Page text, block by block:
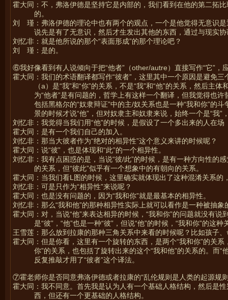
霍大同：不，弗洛伊德是坚持它是内部的，我们看到在他的第二拓
的。
刘 瑾：弗洛伊德的理论中也有两个的观点，一个是他觉得无意识
说先是有了无意识，然后才生发出其他的东西，通过与现实
刘忆非：就是他所说的那个“表面形成”的那个理论吧？
刘 瑾：是的。
⑥我好像看到有人说倾向于把“他者”（other/autre）直接写作“它”，
霍大同：我们的术语翻译都写作“彼者”，这里其中一个原因是避免
（a）是“我”和“你”的关系，不是“我”和“他”的关系，然后主
为“他者”是有问题的，哲学上有这样一个翻译，但我觉得也
包括黑格尔的“奴隶辩证”中的主/奴关系也是一种“我和你”的
景的时候才说“他”，但对奴隶主和奴隶来说，始终一个是“我”
刘忆非：我觉得当我们用“他”的时候，是假设了一个多出来的人在
霍大同：是有一个我们自己的加入。
刘忆非：那当大彼者作为“绝对的相异性”这个意义来讲的时候呢？
霍大同：说“彼”，也是体现和“此”的一个相异性。
刘忆非：我有点困惑的是，当说“彼/此”的时候，是有一种方向性的
的关系，但“彼此”似乎有一个想象中的有朝向的关系。
霍大同：当我们看L图的时候，这里确实就体现出了这种混淆关系的
刘忆非：可是只作为“相异性”来说呢？
霍大同：也是没有问题的，因为“我和你”就是最基本的相异性。
刘忆非：那么“我和他”的那种相异性实际上就可以看作是一种被抽象
霍大同：对，当说“他”来表达相异的时候，“我和你”的问题就没有说
是“彼”，“他”也是一种“彼”，但说“他”的时候，“我和你”的这
王雪莲：那么放到拉康的那种三角关系中来看的时候呢？比如孩子、
霍大同：但是你看，这里有一个旋转的东西，是两个“我和你”的关
你”的关系，也包括了旋转出来的这个“我和他”的关系的。而
反复推敲才用了“彼者”这个译法。
⑦霍老师你是否同意弗洛伊德或者拉康的“乱伦规则是人类的起源规
霍大同：我不同意。首先我是认为人有一个基础人格结构，然后是
西，但还有一个更基础的人格结构。